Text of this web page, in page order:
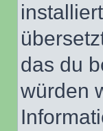
das du
würden